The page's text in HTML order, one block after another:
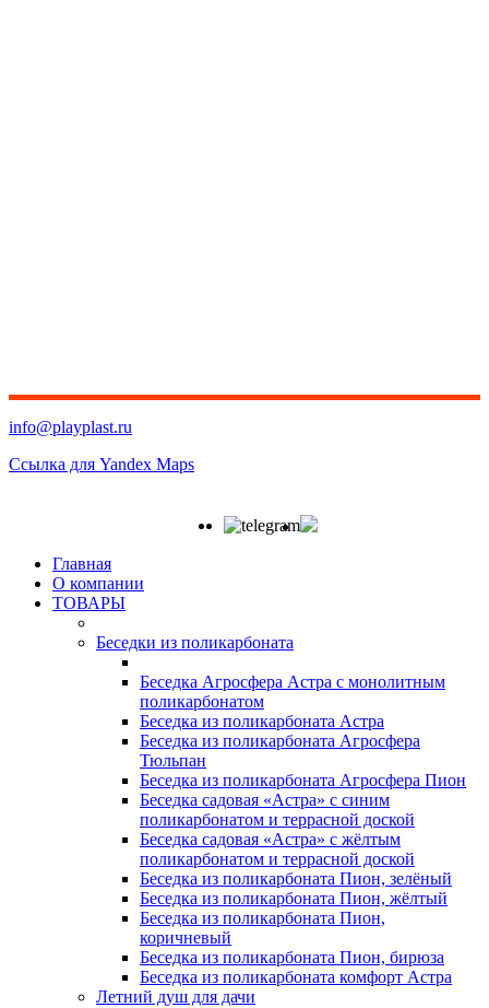
info@playplast.ru
Ссылка для Yandex Maps
Главная
О компании
ТОВАРЫ
Беседки из поликарбоната
Беседка Агросфера Астра с монолитным
поликарбонатом
Беседка из поликарбоната Астра
Беседка из поликарбоната Агросфера
Тюльпан
Беседка из поликарбоната Агросфера Пион
Беседка садовая «Астра» с синим
поликарбонатом и террасной доской
Беседка садовая «Астра» с жёлтым
поликарбонатом и террасной доской
Беседка из поликарбоната Пион, зелёный
Беседка из поликарбоната Пион, жёлтый
Беседка из поликарбоната Пион,
коричневый
Беседка из поликарбоната Пион, бирюза
Беседка из поликарбоната комфорт Астра
Летний душ для дачи